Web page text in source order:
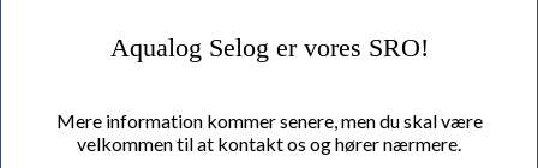
Aqualog Selog er vores SRO!
Mere information kommer senere, men du skal være
velkommen til at kontakt os og hører nærmere.